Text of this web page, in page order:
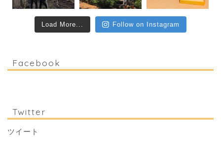
Load More... Follow on Instagram
Facebook
Twitter
ツイート